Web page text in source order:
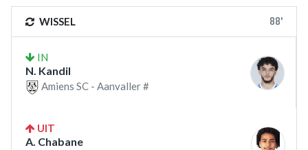
WISSEL 88'
IN
N. Kandil
Amiens SC - Aanvaller #
UIT
A. Chabane